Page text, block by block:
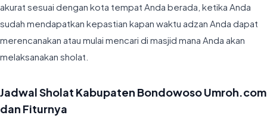
akurat sesuai dengan kota tempat Anda berada, ketika Anda
sudah mendapatkan kepastian kapan waktu adzan Anda dapat
merencanakan atau mulai mencari di masjid mana Anda akan
melaksanakan sholat.
Jadwal Sholat Kabupaten Bondowoso Umroh.com
dan Fiturnya